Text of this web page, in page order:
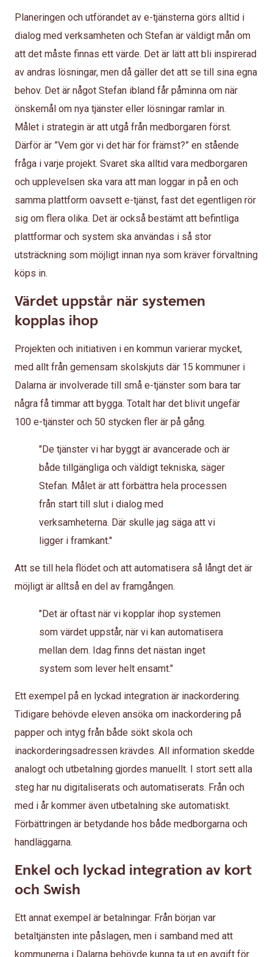
Planeringen och utförandet av e-tjänsterna görs alltid i
dialog med verksamheten och Stefan är väldigt mån om
att det måste finnas ett värde. Det är lätt att bli inspirerad
av andras lösningar, men då gäller det att se till sina egna
behov. Det är något Stefan ibland får påminna om när
önskemål om nya tjänster eller lösningar ramlar in.
Målet i strategin är att utgå från medborgaren först.
Därför är ”Vem gör vi det här för främst?” en stående
fråga i varje projekt. Svaret ska alltid vara medborgaren
och upplevelsen ska vara att man loggar in på en och
samma plattform oavsett e-tjänst, fast det egentligen rör
sig om flera olika. Det är också bestämt att befintliga
plattformar och system ska användas i så stor
utsträckning som möjligt innan nya som kräver förvaltning
köps in.
Värdet uppstår när systemen
kopplas ihop
Projekten och initiativen i en kommun varierar mycket,
med allt från gemensam skolskjuts där 15 kommuner i
Dalarna är involverade till små e-tjänster som bara tar
några få timmar att bygga. Totalt har det blivit ungefär
100 e-tjänster och 50 stycken fler är på gång.
"De tjänster vi har byggt är avancerade och är
både tillgängliga och väldigt tekniska, säger
Stefan. Målet är att förbättra hela processen
från start till slut i dialog med
verksamheterna. Där skulle jag säga att vi
ligger i framkant."
Att se till hela flödet och att automatisera så långt det är
möjligt är alltså en del av framgången.
"Det är oftast när vi kopplar ihop systemen
som värdet uppstår, när vi kan automatisera
mellan dem. Idag finns det nästan inget
system som lever helt ensamt."
Ett exempel på en lyckad integration är inackordering.
Tidigare behövde eleven ansöka om inackordering på
papper och intyg från både sökt skola och
inackorderingsadressen krävdes. All information skedde
analogt och utbetalning gjordes manuellt. I stort sett alla
steg har nu digitaliserats och automatiserats. Från och
med i år kommer även utbetalning ske automatiskt.
Förbättringen är betydande hos både medborgarna och
handläggarna.
Enkel och lyckad integration av kort
och Swish
Ett annat exempel är betalningar. Från början var
betaltjänsten inte påslagen, men i samband med att
kommunerna i Dalarna behövde kunna ta ut en avgift för